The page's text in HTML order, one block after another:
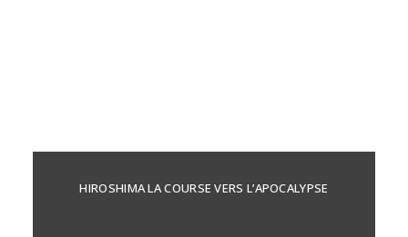
HIROSHIMA LA COURSE VERS L’APOCALYPSE